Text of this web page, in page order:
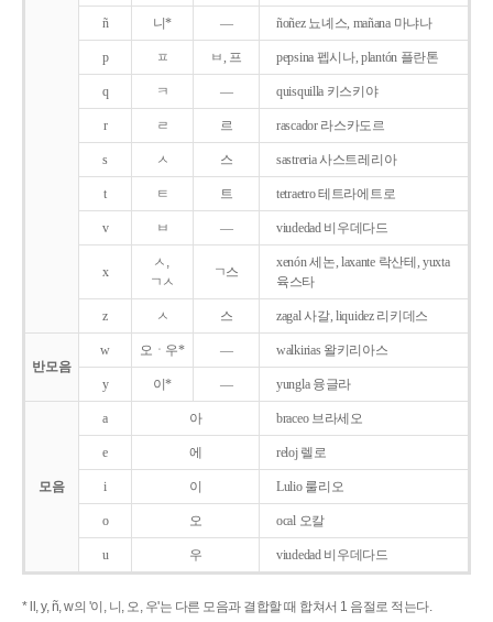
ñ 니* ― ñoñez 뇨녜스, mañana 마냐나
p ㅍ ㅂ, 프 pepsina 펩시나, plantón 플란톤
q ㅋ ― quisquilla 키스키야
r ㄹ 르 rascador 라스카도르
s ㅅ 스 sastreria 사스트레리아
t ㅌ 트 tetraetro 테트라에트로
v ㅂ ― viudedad 비우데다드
x
ㅅ,
ㄱㅅ
ㄱ스
xenón 세논, laxante 락산테, yuxta
육스타
z ㅅ 스 zagal 사갈, liquidez 리키데스
반모음
w 오ㆍ우* ― walkirias 왈키리아스
y 이* ― yungla 융글라
모음
a 아 braceo 브라세오
e 에 reloj 렐로
i 이 Lulio 룰리오
o 오 ocal 오칼
u 우 viudedad 비우데다드
* ll, y, ñ, w의 '이, 니, 오, 우'는 다른 모음과 결합할 때 합쳐서 1 음절로 적는다.